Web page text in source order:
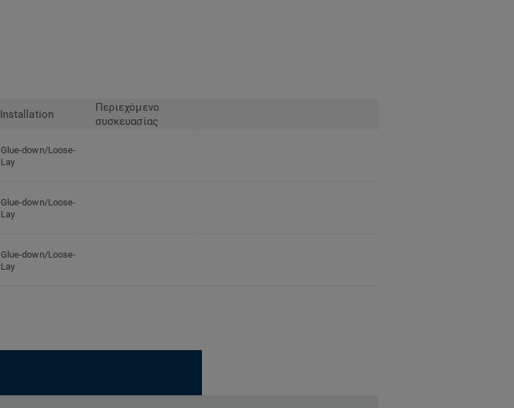
Installation
Περιεχόμενο
συσκευασίας
Glue-down/Loose-
Lay
Glue-down/Loose-
Lay
Glue-down/Loose-
Lay